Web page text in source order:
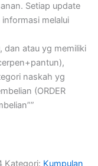
Setiap update
melalui
dan atau yg memiliki
naskah yg
(ORDER